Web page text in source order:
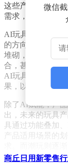
这些产品不仅具
需求，成为展会
AI玩具的兴起，
的方向发展。报
堆砌，而是需要
合，甚至能够与
AI玩具在外观造
果，以满足消费
除了AI赋能，产
出，未来的玩具
具通过功能叠加
产品适用场景的
新的卖点。跨越
微信
商丘日用新零售